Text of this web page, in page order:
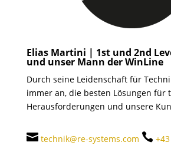
Elias Martini | 1st und 2nd
und unser Mann der WinLine
Durch seine Leidenschaft für
immer an, die besten Lösungen für
Herausforderungen und unsere
 technik@re-systems.com 